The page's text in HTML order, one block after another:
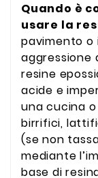
Quando è
usare la
pavimento o
aggressione
resine
acide e
una cucina
birrifici,
(se non
mediante
base di